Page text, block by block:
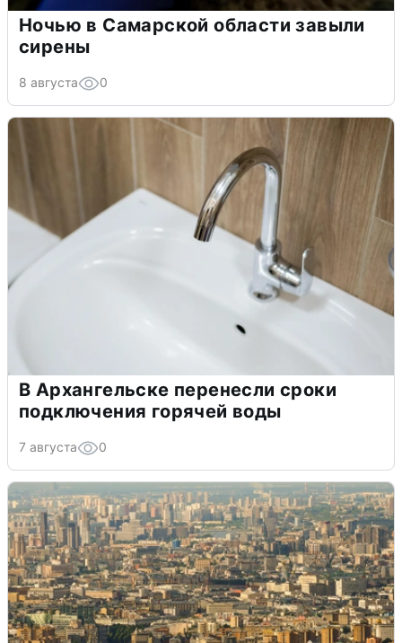
Ночью в Самарской области завыли
сирены
8 августа 0
В Архангельске перенесли сроки
подключения горячей воды
7 августа 0